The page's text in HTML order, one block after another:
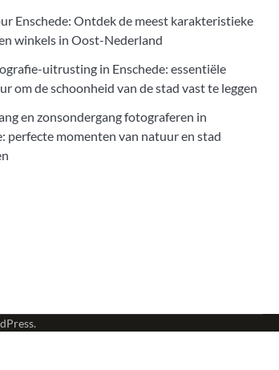
Enschede: Ontdek de meest karakteristieke
winkels in Oost-Nederland
uitrusting in Enschede: essentiële
om de schoonheid van de stad vast te leggen
en zonsondergang fotograferen in
perfecte momenten van natuur en stad
.